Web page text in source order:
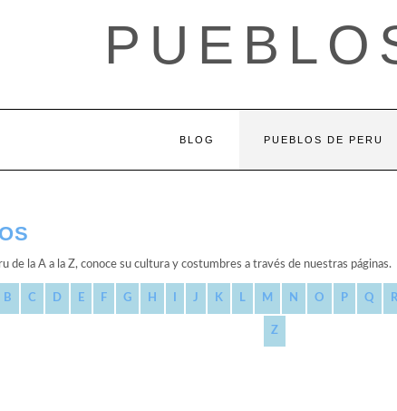
BLOG PUEBLOS DE PERU
de la A a la Z, conoce su cultura y costumbres a través de nuestras páginas.
B C D E F G H J K L M N O P Q R
Z